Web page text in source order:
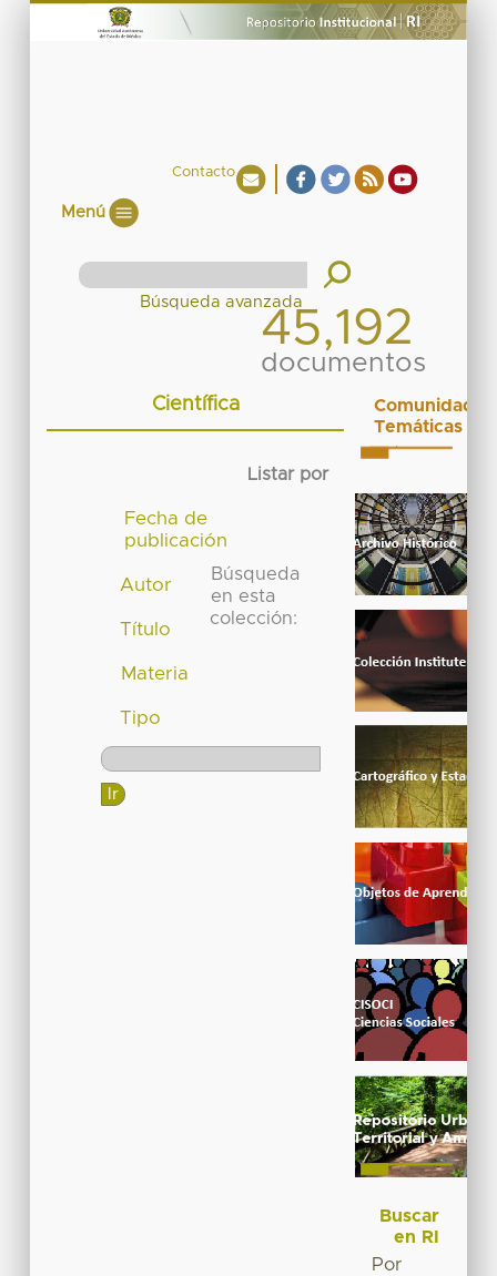
Contacto
Menú
45,192
documentos
Científica
Listar por
Fecha de
publicación
Autor
Título
Materia
Tipo
Búsqueda
en esta
colección:
Comunidades
Temáticas
Buscar
en RI
Por